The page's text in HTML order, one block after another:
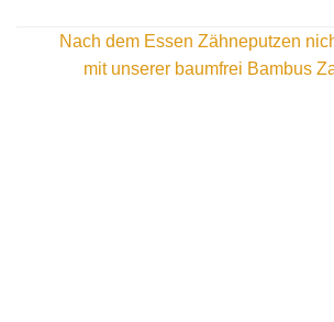
Nach dem Essen Zähneputzen
mit unserer baumfrei Bambus